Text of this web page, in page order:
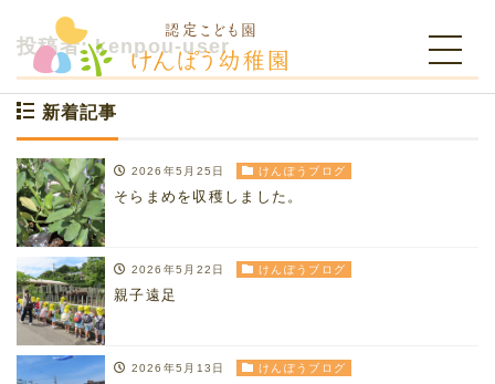
投稿者:kenpou-user
新着記事
2026年5月25日 けんぽうブログ
そらまめを収穫しました。
2026年5月22日 けんぽうブログ
親子遠足
2026年5月13日 けんぽうブログ